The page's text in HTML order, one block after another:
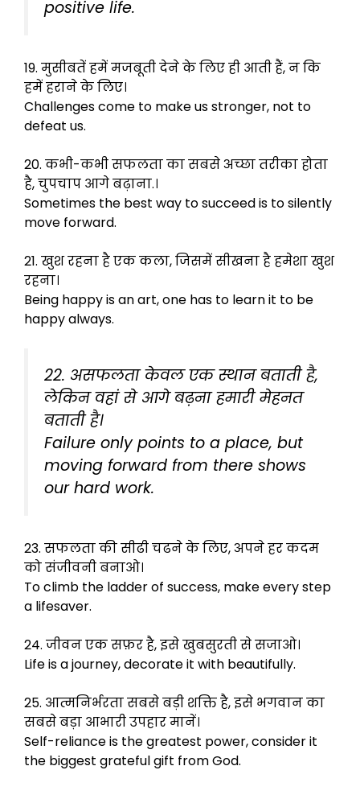
positive life.
19. मुसीबतें हमें मजबूती देने के लिए ही आती हैं, न कि
हमें हराने के लिए।
Challenges come to make us stronger, not to
defeat us.
20. कभी-कभी सफलता का सबसे अच्छा तरीका होता
है, चुपचाप आगे बढ़ाना.।
Sometimes the best way to succeed is to silently
move forward.
21. खुश रहना है एक कला, जिसमें सीखना है हमेशा खुश
रहना।
Being happy is an art, one has to learn it to be
happy always.
22. असफलता केवल एक स्थान बताती है,
लेकिन वहां से आगे बढ़ना हमारी मेहनत
बताती है।
Failure only points to a place, but
moving forward from there shows
our hard work.
23. सफलता की सीढी चढने के लिए, अपने हर कदम
को संजीवनी बनाओ।
To climb the ladder of success, make every step
a lifesaver.
24. जीवन एक सफ़र है, इसे खुबसुरती से सजाओ।
Life is a journey, decorate it with beautifully.
25. आत्मनिर्भरता सबसे बड़ी शक्ति है, इसे भगवान का
सबसे बड़ा आभारी उपहार मानें।
Self-reliance is the greatest power, consider it
the biggest grateful gift from God.